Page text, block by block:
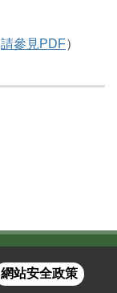
請參見PDF）
網站安全政策